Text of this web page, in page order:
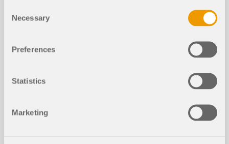
Selection
Necessary
Preferences
Statistics
Marketing
Do sprawdzenia ugięcia, sprawdzenia ściskania
prostopadle do włókien oraz uwzględnienia
podpory do wymiarowania w RFEM 6 i RSTAB 9.
Służą one do segmentacji pręta lub zespołu
W przypadku smukłych belek zginanych o dużym
stosunku h/w, obciążonych w kierunku słabej osi
Zrzuty ekranu
Model 006216 | Wiata - SLS Optimization